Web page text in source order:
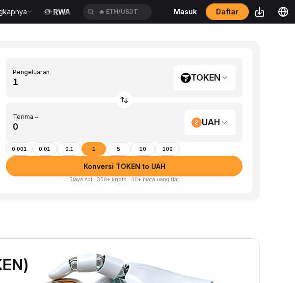
Masuk Daftar
Pengeluaran
TOKEN
Terima ~
UAH
0.001 0.01 0.1 1 5 10 100
Konversi TOKEN to UAH
Biaya nol · 350+ kripto · 40+ mata uang fiat